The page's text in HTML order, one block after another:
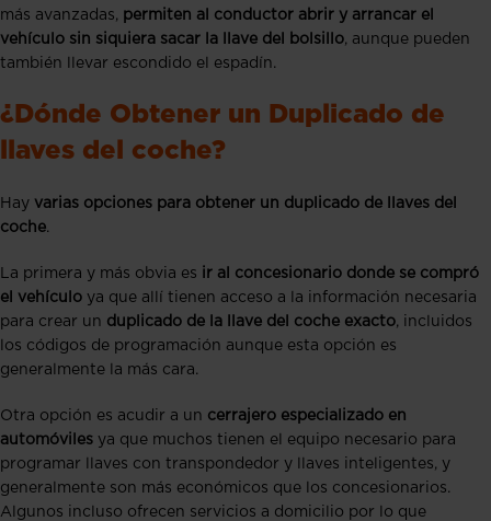
más avanzadas, permiten al conductor abrir y arrancar el
vehículo sin siquiera sacar la llave del bolsillo, aunque pueden
también llevar escondido el espadín.
¿Dónde Obtener un Duplicado de
llaves del coche?
Hay varias opciones para obtener un duplicado de llaves del
coche.
La primera y más obvia es ir al concesionario donde se compró
el vehículo ya que allí tienen acceso a la información necesaria
para crear un duplicado de la llave del coche exacto, incluidos
los códigos de programación aunque esta opción es
generalmente la más cara.
Otra opción es acudir a un cerrajero especializado en
automóviles ya que muchos tienen el equipo necesario para
programar llaves con transpondedor y llaves inteligentes, y
generalmente son más económicos que los concesionarios.
Algunos incluso ofrecen servicios a domicilio por lo que